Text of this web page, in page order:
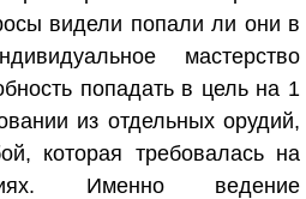
видели попали ли они в
мастерство
попадать в цель на 1
из отдельных орудий,
которая требовалась на
Именно ведение